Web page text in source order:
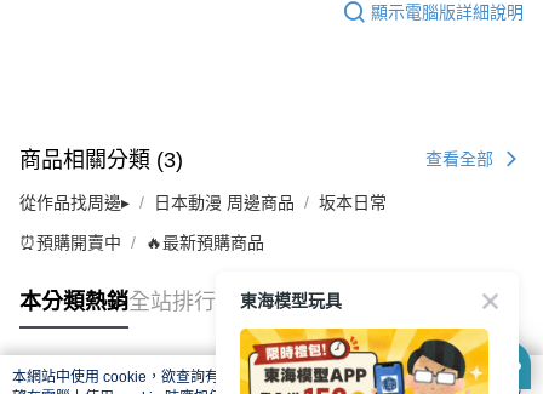
顯示電腦版詳細說明
商品相關分類 (3) 查看全部
從作品找周邊▸ 日本動漫 周邊商品 坂本日常
⏰預購開賣中 🔥最新預購商品
本分類熱銷全站排行
本網站中使用 cookie，欲查詢有關本網站使用 cookie 方式之詳情，及若您不希
東海模型玩具